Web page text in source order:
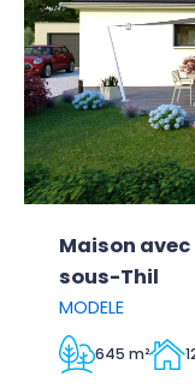
Maison avec
sous-Thil
MODELE
645 m²